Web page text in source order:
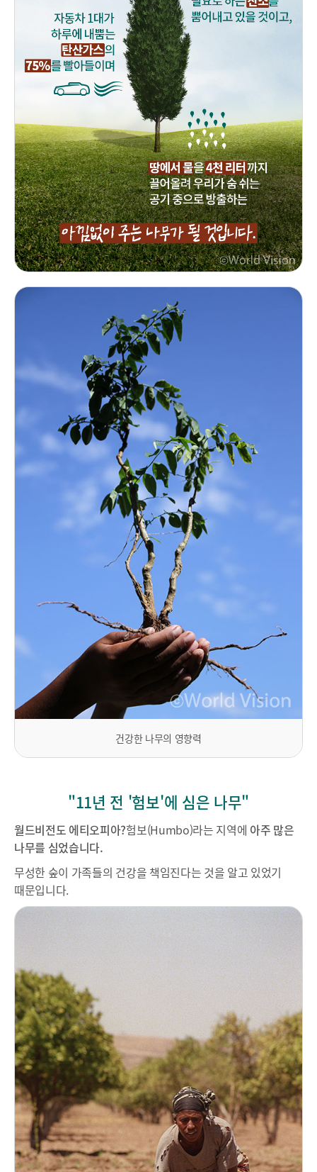
건강한 나무의 영향력
"11년 전 '험보'에 심은 나무"
월드비전도 에티오피아?험보(Humbo)라는 지역에 아주 많은
나무를 심었습니다.
무성한 숲이 가족들의 건강을 책임진다는 것을 알고 있었기
때문입니다.